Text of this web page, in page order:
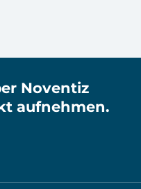
Noventiz
aufnehmen.